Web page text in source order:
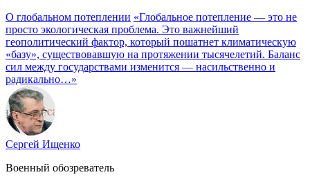
О глобальном потеплении «Глобальное потепление — это не
просто экологическая проблема. Это важнейший
геополитический фактор, который пошатнет климатическую
«базу», существовавшую на протяжении тысячелетий. Баланс
сил между государствами изменится — насильственно и
радикально…»
Сергей Ищенко
Военный обозреватель